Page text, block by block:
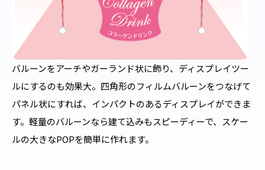
バルーンをアーチやガーランド状に飾り、ディスプレイツー
ルにするのも効果大。四角形のフィルムバルーンをつなげて
パネル状にすれば、インパクトのあるディスプレイができま
す。軽量のバルーンなら建て込みもスピーディーで、スケー
ルの大きなPOPを簡単に作れます。